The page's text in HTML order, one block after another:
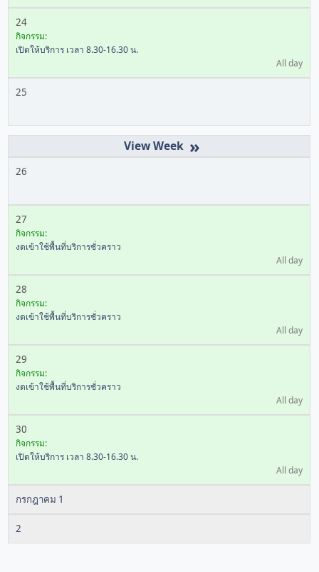
24
กิจกรรม:
เปิดให้บริการ เวลา 8.30-16.30 น.
All day
25
»
26
27
กิจกรรม:
งดเข้าใช้พื้นที่บริการชั่วคราว
All day
28
กิจกรรม:
งดเข้าใช้พื้นที่บริการชั่วคราว
All day
29
กิจกรรม:
งดเข้าใช้พื้นที่บริการชั่วคราว
All day
30
กิจกรรม:
เปิดให้บริการ เวลา 8.30-16.30 น.
All day
กรกฎาคม 1
2